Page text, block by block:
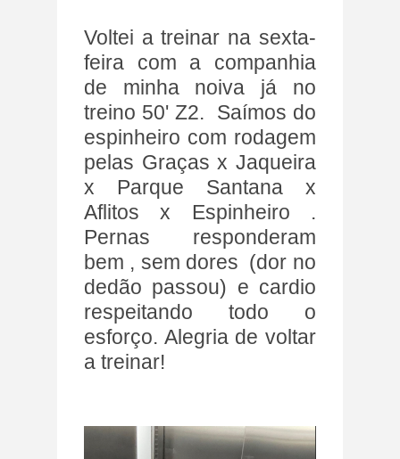
Voltei a treinar na sexta-
feira com a companhia
de minha noiva já no
treino 50' Z2. Saímos do
espinheiro com rodagem
pelas Graças x Jaqueira
x Parque Santana x
Aflitos x Espinheiro .
Pernas responderam
bem , sem dores (dor no
dedão passou) e cardio
respeitando todo o
esforço. Alegria de voltar
a treinar!